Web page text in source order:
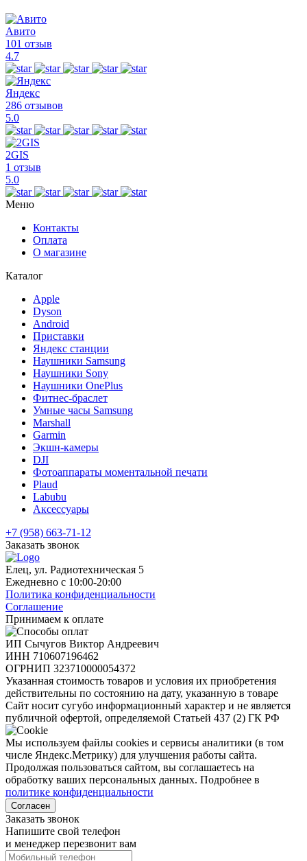
Авито
101 отзыв
4.7
Яндекс
286 отзывов
5.0
2GIS
1 отзыв
5.0
Меню
Контакты
Оплата
О магазине
Каталог
Apple
Dyson
Android
Приставки
Яндекс станции
Наушники Samsung
Наушники Sony
Наушники OnePlus
Фитнес-браслет
Умные часы Samsung
Marshall
Garmin
Экшн-камеры
DJI
Фотоаппараты моментальной печати
Plaud
Labubu
Аксессуары
+7 (958) 663-71-12
Заказать звонок
Елец, ул. Радиотехническая 5
Ежедневно с 10:00-20:00
Политика конфиденциальности
Соглашение
Принимаем к оплате
ИП Сычугов Виктор Андреевич
ИНН 710607196462
ОГРНИП 323710000054372
Указанная стоимость товаров и условия их приобретения
действительны по состоянию на дату, указанную в товаре
Сайт носит сугубо информационный характер и не является
публичной офертой, определяемой Статьей 437 (2) ГК РФ
Мы используем файлы cookies и сервисы аналитики (в том
числе Яндекс.Метрику) для улучшения работы сайта.
Продолжая пользоваться сайтом, вы соглашаетесь на
обработку ваших персональных данных. Подробнее в
политике конфиденциальности
Согласен
Заказать звонок
Напишите свой телефон
и менеджер перезвонит вам